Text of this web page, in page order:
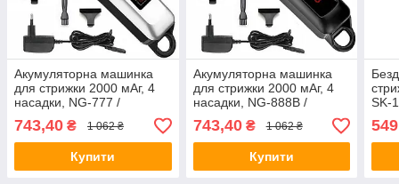
Акумуляторна машинка
для стрижки 2000 мАг, 4
насадки, NG-777 /
Бездротовий тример для
стрижки
743,40 ₴ 1 062 ₴
Купити
Акумуляторна машинка
для стрижки 2000 мАг, 4
насадки, NG-888B /
Чоловічий тример для
стрижки волосся і бороди
743,40₴ 1 062 ₴
Купити
SK-